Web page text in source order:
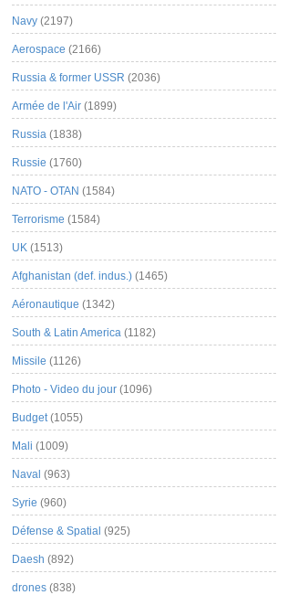
Navy (2197)
Aerospace (2166)
Russia & former USSR (2036)
Armée de l'Air (1899)
Russia (1838)
Russie (1760)
NATO - OTAN (1584)
Terrorisme (1584)
UK (1513)
Afghanistan (def. indus.) (1465)
Aéronautique (1342)
South & Latin America (1182)
Missile (1126)
Photo - Video du jour (1096)
Budget(1055)
Mali (1009)
Naval (963)
Syrie (960)
Défense & Spatial (925)
Daesh (892)
drones (838)